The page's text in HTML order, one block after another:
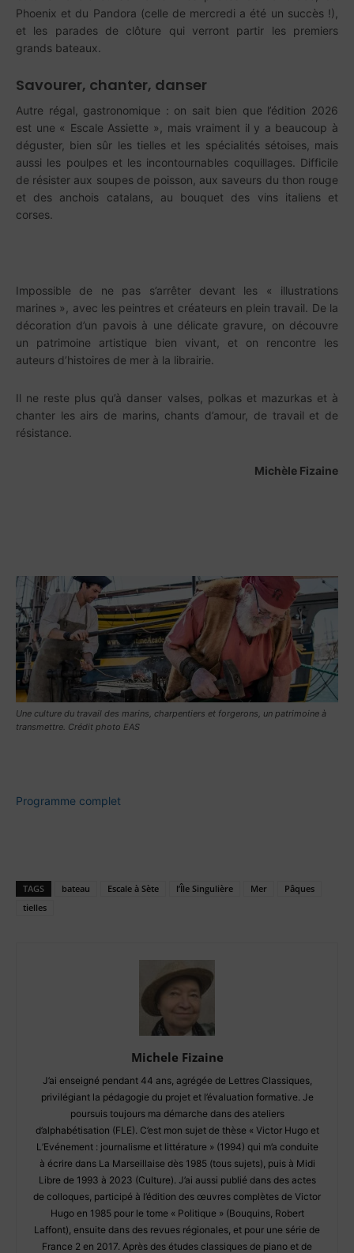
Phoenix et du Pandora (celle de mercredi a été un succès !),
et les parades de clôture qui verront partir les premiers
grands bateaux.
Savourer, chanter, danser
Autre régal, gastronomique : on sait bien que l’édition 2026
est une « Escale Assiette », mais vraiment il y a beaucoup à
déguster, bien sûr les tielles et les spécialités sétoises, mais
aussi les poulpes et les incontournables coquillages. Difficile
de résister aux soupes de poisson, aux saveurs du thon rouge
et des anchois catalans, au bouquet des vins italiens et
corses.
Impossible de ne pas s’arrêter devant les « illustrations
marines », avec les peintres et créateurs en plein travail. De la
décoration d’un pavois à une délicate gravure, on découvre
un patrimoine artistique bien vivant, et on rencontre les
auteurs d’histoires de mer à la librairie.
Il ne reste plus qu’à danser valses, polkas et mazurkas et à
chanter les airs de marins, chants d’amour, de travail et de
résistance.
Michèle Fizaine
Une culture du travail des marins, charpentiers et forgerons, un patrimoine à
transmettre. Crédit photo EAS
Programme complet
TAGS bateau Escale à Sète l’Île Singulière Mer
Pâques
tielles
Michele Fizaine
J’ai enseigné pendant 44 ans, agrégée de Lettres Classiques,
privilégiant la pédagogie du projet et l’évaluation formative. Je
poursuis toujours ma démarche dans des ateliers
d’alphabétisation (FLE). C’est mon sujet de thèse « Victor Hugo et
L’Evénement : journalisme et littérature » (1994) qui m’a conduite
à écrire dans La Marseillaise dès 1985 (tous sujets), puis à Midi
Libre de 1993 à 2023 (Culture). J’ai aussi publié dans des actes
de colloques, participé à l’édition des œuvres complètes de Victor
Hugo en 1985 pour le tome « Politique » (Bouquins, Robert
Laffont), ensuite dans des revues régionales, et pour une série de
France 2 en 2017. Après des études classiques de piano et de